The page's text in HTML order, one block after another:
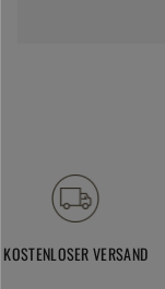
KOSTENLOSER VERSAND